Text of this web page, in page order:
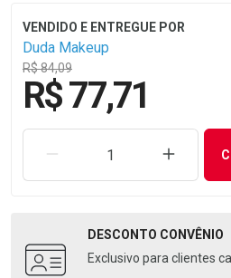
Duda Makeup
R$ 84,09
R$ 77,71
REMOVER UMA UNIDADE
DESCONTO CONVÊNIO
Exclusivo para clientes